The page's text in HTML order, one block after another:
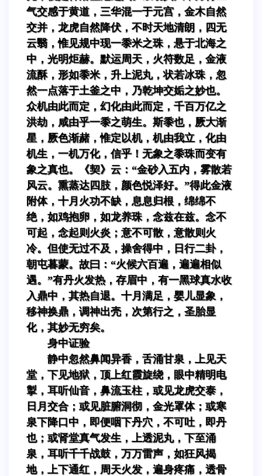
气交感于黄道，三华混一于元宫，金木自然
交并，龙虎自然降伏，不时天地清朗，四无
云翳，惟见规中现一黍米之珠，悬于北海之
中，光明炬赫。默运周天，火符数足，金液
流酥，形如黍米，升上泥丸，状若冰珠，忽
然一点落于土釜之中，乃乾坤交姤之妙也。
众机由此而定，幻化由此而定，千百万亿之
洪劫，咸由乎一黍之萌生。斯黍也，厥大渐
星，厥色渐赭，惟定以机，机由我立，化由
机生，一机万化，信乎！无象之黍珠而变有
象之真也。《契》云：“金砂入五内，雾散若
风云。熏蒸达四肢，颜色悦泽好。”得此金液
附体，十月火功不缺，息息归根，绵绵不
绝，如鸡抱卵，如龙养珠，念兹在兹。念不
可起，念起则火炎；意不可散，意散则火
冷。但使无过不及，操舍得中，日行二卦，
朝屯暮蒙。故曰：“火候六百遍，遍遍相似
遇。”有丹火发热，存眉中，有一黑球真水收
入鼎中，其热自退。十月满足，婴儿显象，
移神换鼎，调神出壳，次第行之，圣胎显
化，其妙无穷矣。
身中证验
静中忽然鼻闻异香，舌涌甘泉，上见天
堂，下见地狱，顶上红霞旋绕，眼中精明电
掣，耳听仙音，鼻流玉柱，或见龙虎交泰，
日月交合；或见脏腑洞彻，金光罩体；或寒
泉下降口中，即便咽下丹穴，不可吐，即丹
也；或肾堂真气发生，上透泥丸，下至涌
泉，耳听千千战鼓，万万雷声，如狂风揭
地，上下通红，周天火发，遍身疼痛，透骨